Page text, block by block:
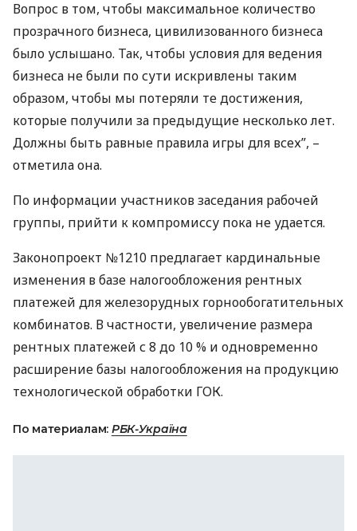
Вопрос в том, чтобы максимальное количество
прозрачного бизнеса, цивилизованного бизнеса
было услышано. Так, чтобы условия для ведения
бизнеса не были по сути искривлены таким
образом, чтобы мы потеряли те достижения,
которые получили за предыдущие несколько лет.
Должны быть равные правила игры для всех”, –
отметила она.
По информации участников заседания рабочей
группы, прийти к компромиссу пока не удается.
Законопроект №1210 предлагает кардинальные
изменения в базе налогообложения рентных
платежей для железорудных горнообогатительных
комбинатов. В частности, увеличение размера
рентных платежей с 8 до 10 % и одновременно
расширение базы налогообложения на продукцию
технологической обработки ГОК.
По материалам: РБК-Україна